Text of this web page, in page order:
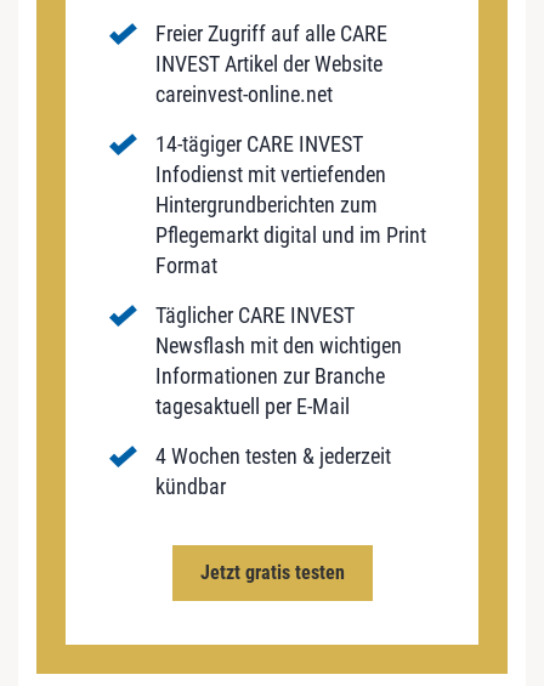
Freier Zugriff auf alle CARE
INVEST Artikel der Website
careinvest-online.net
14-tägiger CARE INVEST
Infodienst mit vertiefenden
Hintergrundberichten zum
Pflegemarkt digital und im Print
Format
Täglicher CARE INVEST
Newsflash mit den wichtigen
Informationen zur Branche
tagesaktuell per E-Mail
4 Wochen testen & jederzeit
kündbar
Jetzt gratis testen